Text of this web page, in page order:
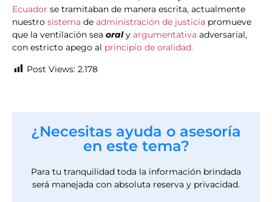
Ecuador se tramitaban de manera escrita, actualmente
nuestro sistema de administración de justicia promueve
que la ventilación sea oraly argumentativa adversarial,
con estricto apego al principio de oralidad.
Post Views: 2.178
¿Necesitas ayuda o asesoría
en este tema?
Para tu tranquilidad toda la información brindada
será manejada con absoluta reserva y privacidad.